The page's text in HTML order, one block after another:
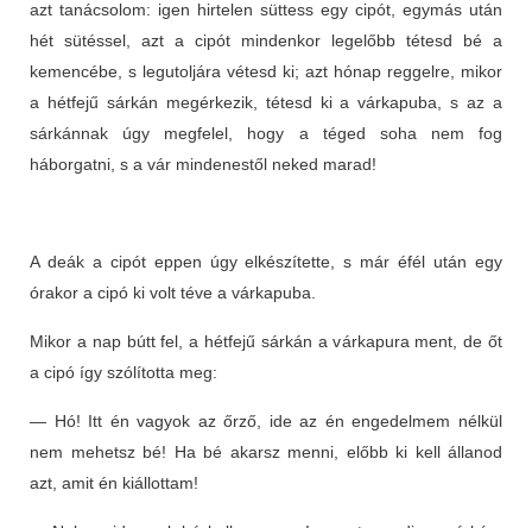
azt tanácsolom: igen hirtelen süttess egy cipót, egymás után
hét sütéssel, azt a cipót mindenkor legelőbb tétesd bé a
kemencébe, s legutoljára vétesd ki; azt hónap reggelre, mikor
a hétfejű sárkán megérkezik, tétesd ki a várkapuba, s az a
sárkánnak úgy megfelel, hogy a téged soha nem fog
háborgatni, s a vár mindenestől neked marad!
A deák a cipót eppen úgy elkészítette, s már éfél után egy
órakor a cipó ki volt téve a várkapuba.
Mikor a nap bútt fel, a hétfejű sárkán a várkapura ment, de őt
a cipó így szólította meg:
— Hó! Itt én vagyok az őrző, ide az én engedelmem nélkül
nem mehetsz bé! Ha bé akarsz menni, előbb ki kell állanod
azt, amit én kiállottam!